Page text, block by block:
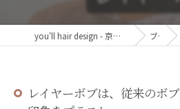
you'll hair design - 京都・西院の、髪と心が整う美容室。 ブログ
レイヤーボブは、従来のボ